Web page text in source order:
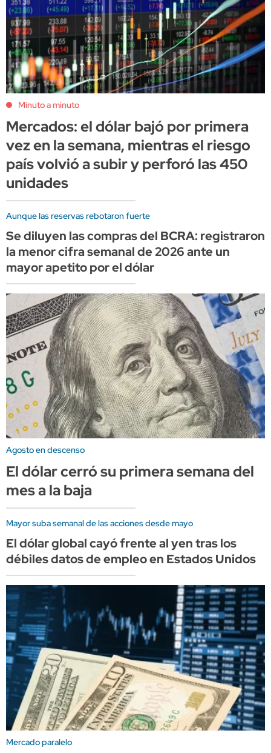
Minuto a minuto
Mercados: el dólar bajó por primera
vez en la semana, mientras el riesgo
país volvió a subir y perforó las 450
unidades
Aunque las reservas rebotaron fuerte
Se diluyen las compras del BCRA: registraron
la menor cifra semanal de 2026 ante un
mayor apetito por el dólar
Agosto en descenso
El dólar cerró su primera semana del
mes a la baja
Mayor suba semanal de las acciones desde mayo
El dólar global cayó frente al yen tras los
débiles datos de empleo en Estados Unidos
Mercado paralelo